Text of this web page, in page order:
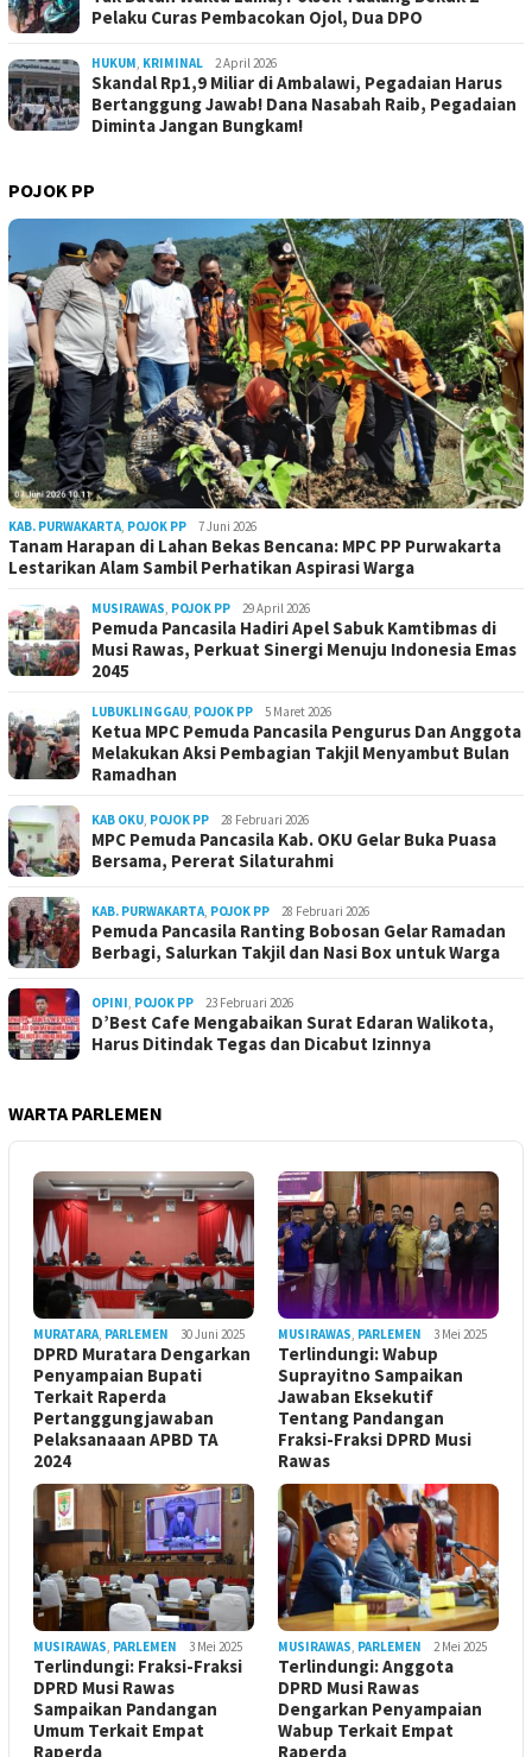
Pelaku Curas Pembacokan Ojol, Dua DPO
HUKUM, KRIMINAL 2 April 2026
Skandal Rp1,9 Miliar di Ambalawi, Pegadaian Harus
Bertanggung Jawab! Dana Nasabah Raib, Pegadaian
Diminta Jangan Bungkam!
POJOK PP
KAB. PURWAKARTA, POJOK PP 7 Juni 2026
Tanam Harapan di Lahan Bekas Bencana: MPC PP Purwakarta
Lestarikan Alam Sambil Perhatikan Aspirasi Warga
MUSIRAWAS, POJOK PP 29 April 2026
Pemuda Pancasila Hadiri Apel Sabuk Kamtibmas di
Musi Rawas, Perkuat Sinergi Menuju Indonesia Emas
2045
LUBUKLINGGAU, POJOK PP 5 Maret 2026
Ketua MPC Pemuda Pancasila Pengurus Dan Anggota
Melakukan Aksi Pembagian Takjil Menyambut Bulan
Ramadhan
KAB OKU, POJOK PP 28 Februari 2026
MPC Pemuda Pancasila Kab. OKU Gelar Buka Puasa
Bersama, Pererat Silaturahmi
KAB. PURWAKARTA, POJOK PP 28 Februari 2026
Pemuda Pancasila Ranting Bobosan Gelar Ramadan
Berbagi, Salurkan Takjil dan Nasi Box untuk Warga
OPINI, POJOK PP 23 Februari 2026
D’Best Cafe Mengabaikan Surat Edaran Walikota,
Harus Ditindak Tegas dan Dicabut Izinnya
WARTA PARLEMEN
MURATARA, PARLEMEN 30 Juni 2025
DPRD Muratara Dengarkan
Penyampaian Bupati
Terkait Raperda
Pertanggungjawaban
Pelaksanaaan APBD TA
2024
MUSIRAWAS, PARLEMEN 3 Mei 2025
Terlindungi: Wabup
Suprayitno Sampaikan
Jawaban Eksekutif
Tentang Pandangan
Fraksi-Fraksi DPRD Musi
Rawas
MUSIRAWAS, PARLEMEN 3 Mei 2025
Terlindungi: Fraksi-Fraksi
DPRD Musi Rawas
Sampaikan Pandangan
Umum Terkait Empat
Raperda
MUSIRAWAS, PARLEMEN 2 Mei 2025
Terlindungi: Anggota
DPRD Musi Rawas
Dengarkan Penyampaian
Wabup Terkait Empat
Raperda